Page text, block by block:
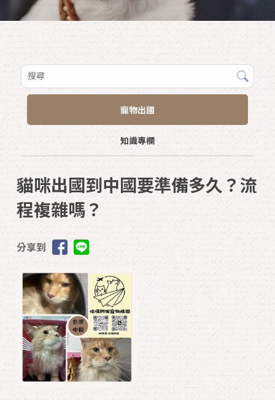
寵物出國
知識專欄
貓咪出國到中國要準備多久？流
程複雜嗎？
分享到